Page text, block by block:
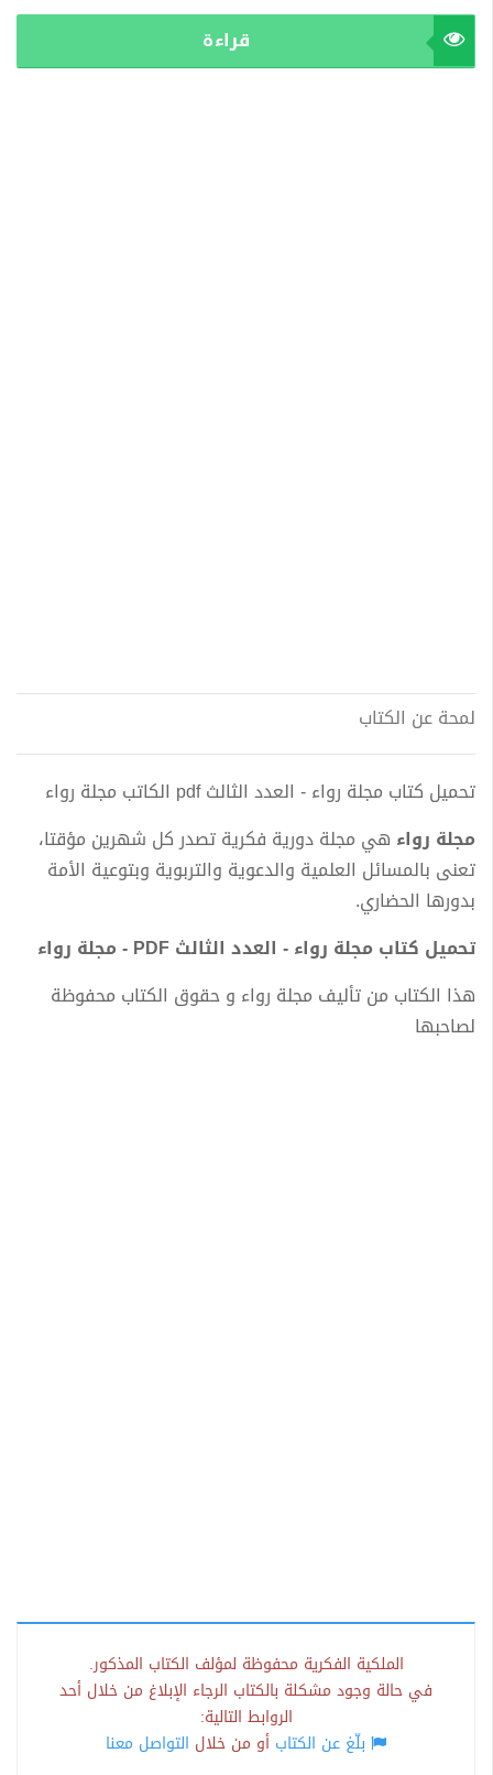
قراءة
لمحة عن الكتاب
تحميل كتاب مجلة رواء - العدد الثالث pdf الكاتب مجلة رواء
مجلة رواء هي مجلة دورية فكرية تصدر كل شهرين مؤقتا،
تعنى بالمسائل العلمية والدعوية والتربوية وبتوعية الأمة
بدورها الحضاري.
تحميل كتاب مجلة رواء - العدد الثالث PDF - مجلة رواء
هذا الكتاب من تأليف مجلة رواء و حقوق الكتاب محفوظة
لصاحبها
الملكية الفكرية محفوظة لمؤلف الكتاب المذكور.
في حالة وجود مشكلة بالكتاب الرجاء الإبلاغ من خلال أحد
الروابط التالية:
بلّغ عن الكتاب أو من خلال التواصل معنا